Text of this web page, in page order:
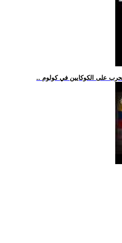
على الكوكايين في كولوم